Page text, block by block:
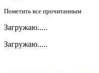
Пометить все прочитанным
Загружаю.....
Загружаю.....